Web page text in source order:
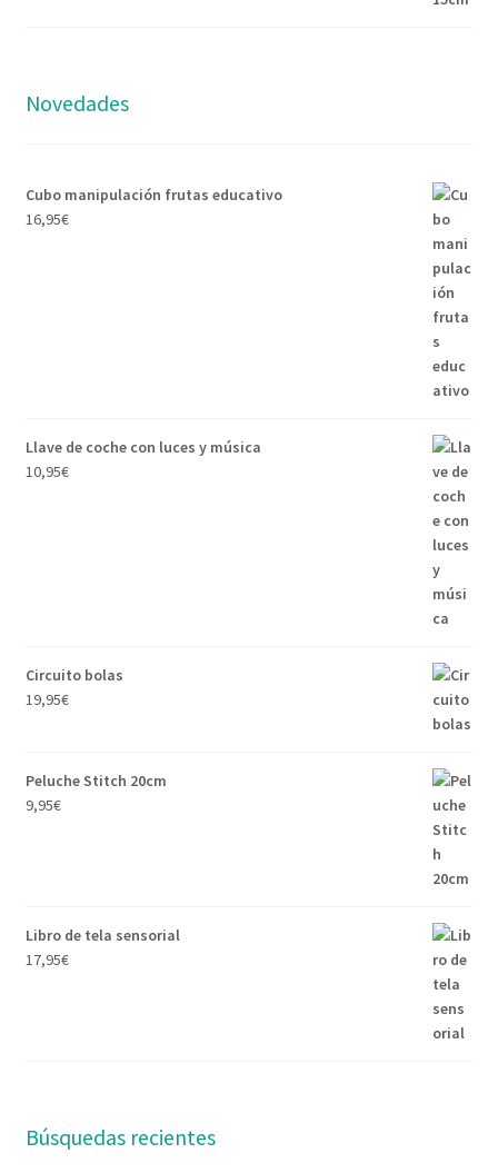
Novedades
Cubo manipulación frutas educativo
16,95€
Llave de coche con luces y música
10,95€
Circuito bolas
19,95€
Peluche Stitch 20cm
9,95€
Libro de tela sensorial
17,95€
Búsquedas recientes